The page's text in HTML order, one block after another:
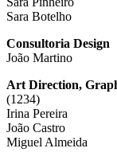
Sara Botelho
Consultoria Design
João Martino
Art Direction,
(1234)
Irina Pereira
João Castro
Miguel Almeida